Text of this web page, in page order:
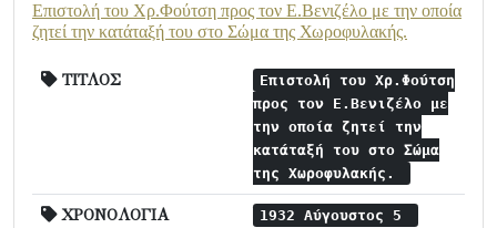
Επιστολή του Χρ.Φούτση προς τον Ε.Βενιζέλο με την οποία
ζητεί την κατάταξή του στο Σώμα της Χωροφυλακής.
ΤΙΤΛΟΣ
Επιστολή του Χρ.Φούτση
προς τον Ε.Βενιζέλο με
την οποία ζητεί την
κατάταξή του στο Σώμα
της Χωροφυλακής.
ΧΡΟΝΟΛΟΓΙΑ 1932 Αύγουστος 5